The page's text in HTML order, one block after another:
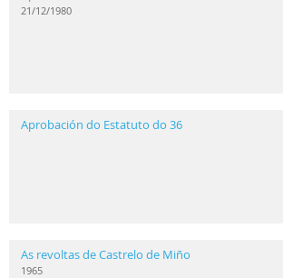
21/12/1980
Aprobación do Estatuto do 36
As revoltas de Castrelo de Miño
1965